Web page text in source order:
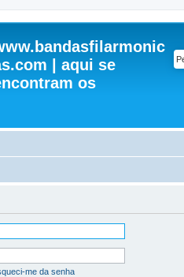
| aqui se
os
me da senha